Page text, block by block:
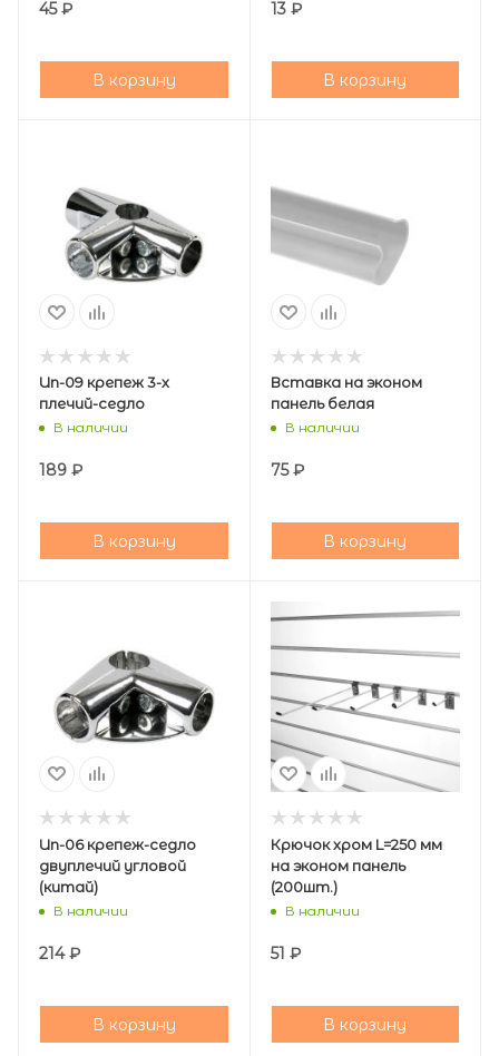
45₽
В корзину
13₽
В корзину
Un-09 крепеж 3-х
плечий-седло
В наличии
189 ₽
В корзину
Вставка на эконом
панель белая
В наличии
75₽
В корзину
Un-06 крепеж-седло
двуплечий угловой
(китай)
В наличии
214₽
В корзину
Крючок хром L=250 мм
на эконом панель
(200шт.)
В наличии
51 ₽
В корзину